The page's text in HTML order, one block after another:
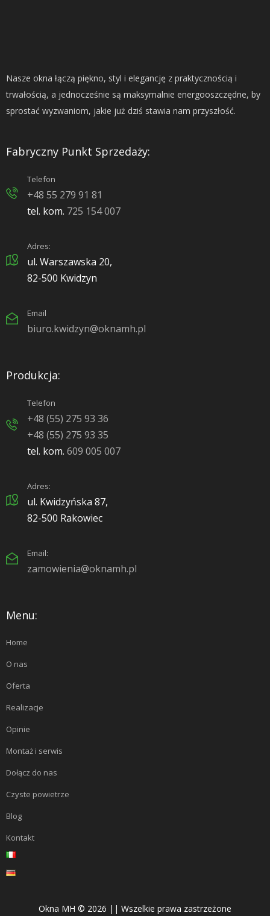
Nasze okna łączą piękno, styl i elegancję z praktycznością i
trwałością, a jednocześnie są maksymalnie energooszczędne, by
sprostać wyzwaniom, jakie już dziś stawia nam przyszłość.
Fabryczny Punkt Sprzedaży:
Telefon
+48 55 279 91 81
tel. kom. 725 154 007
Adres:
ul. Warszawska 20,
82-500 Kwidzyn
Email
biuro.kwidzyn@oknamh.pl
Produkcja:
Telefon
+48 (55) 275 93 36
+48 (55) 275 93 35
tel. kom. 609 005 007
Adres:
ul. Kwidzyńska 87,
82-500 Rakowiec
Email:
zamowienia@oknamh.pl
Menu:
Home
O nas
Oferta
Realizacje
Opinie
Montaż i serwis
Dołącz do nas
Czyste powietrze
Blog
Kontakt
Okna MH © 2026 || Wszelkie prawa zastrzeżone